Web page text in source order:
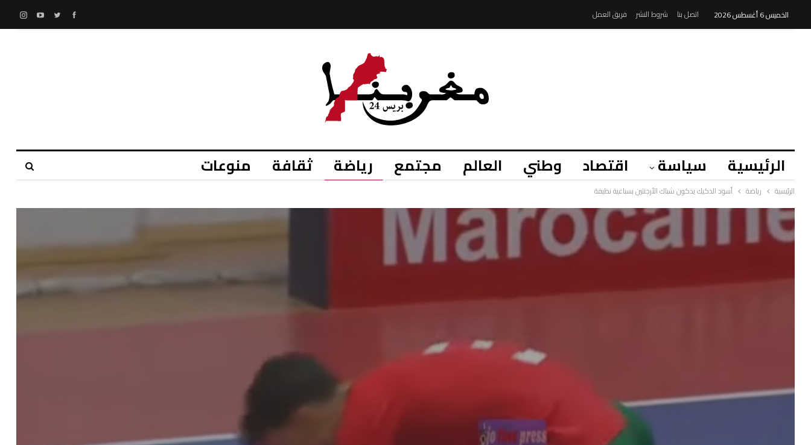
الخميس 6 أغسطس 2026 اتصل بنا شروط النشر فريق العمل
الرئيسية سياسة اقتصاد وطني العالم مجتمع رياضة ثقافة منوعات
الرئيسية رياضة أسود الدكيك يدكون شباك الأرجنتين بسباعية نظيفة